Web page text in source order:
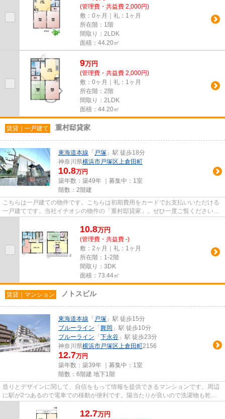
(管理費・共益費 2,000円)
敷：0ヶ月｜礼：1ヶ月
所在階：1階
間取り：2LDK
面積：44.20㎡
9万円
(管理費・共益費 2,000円)
敷：0ヶ月｜礼：1ヶ月
所在階：2階
間取り：2LDK
面積：44.20㎡
賃貸｜一戸建て 重村邸貸家
東海道本線 「 戸塚 」駅 徒歩18分
神奈川県横浜市戸塚区上倉田町
10.8万円
築年数：築49年 ｜募集中： 1室
階数：2階建
こちらは一戸建ての物件です。こちらは初期費用をカードでお支払いいただける
一戸建てです。当社イチオシの物件の「重村邸貸家」。ぜひ一度ご覧ください。
10.8万円
(管理費・共益費 -)
敷：2ヶ月｜礼：1ヶ月
所在階：1-2階
間取り：3DK
面積：73.44㎡
賃貸｜マンション ノトスビル
東海道本線 「 戸塚 」駅 徒歩15分
ブルーライン 「 舞岡 」駅 徒歩10分
ブルーライン 「 下永谷 」駅 徒歩23分
神奈川県横浜市戸塚区上倉田町2156
12.7万円
築年数：築39年 ｜募集中： 1室
階数：6階建 地下1階
造りとデザインに関して、自信をもって情報を提供できるマンションです。周辺
に駅が2つあるので電車での移動が便利です。陽当たりが良いので洗濯物も乾き
12.7万円